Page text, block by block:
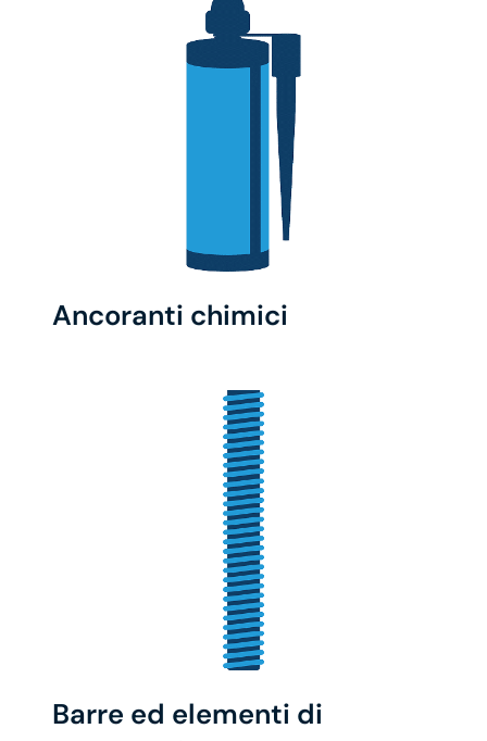
Ancoranti chimici
Barre ed elementi di